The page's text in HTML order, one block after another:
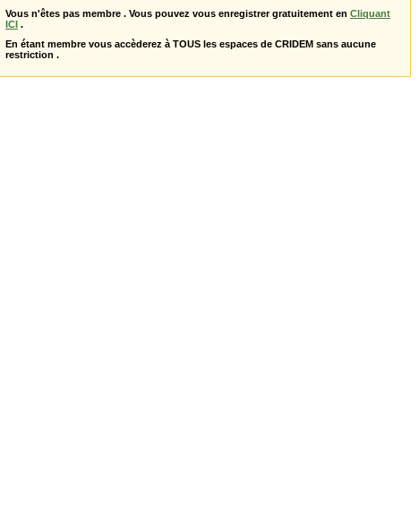
Vous n'êtes pas membre . Vous pouvez vous enregistrer gratuitement en Cliquant
ICI .
En étant membre vous accèderez à TOUS les espaces de CRIDEM sans aucune
restriction .